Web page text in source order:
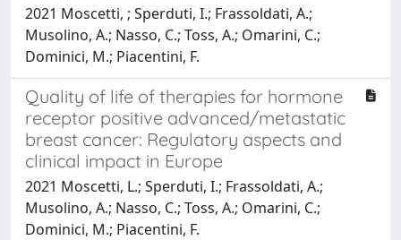
2021 Moscetti, ; Sperduti, I.; Frassoldati, A.;
Musolino, A.; Nasso, C.; Toss, A.; Omarini, C.;
Dominici, M.; Piacentini, F.
Quality of life of therapies for hormone
receptor positive advanced/metastatic
breast cancer: Regulatory aspects and
clinical impact in Europe
2021 Moscetti, L.; Sperduti, I.; Frassoldati, A.;
Musolino, A.; Nasso, C.; Toss, A.; Omarini, C.;
Dominici, M.; Piacentini, F.